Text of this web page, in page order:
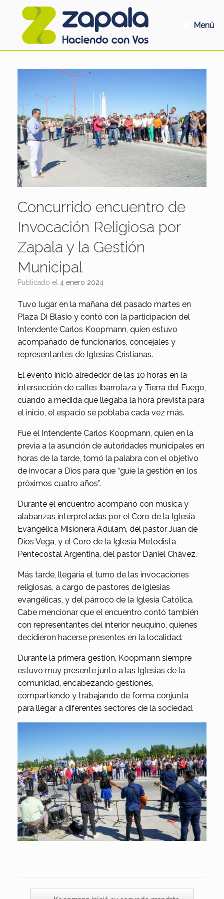
Menú
Concurrido encuentro de
Invocación Religiosa por
Zapala y la Gestión
Municipal
Publicado el 4 enero 2024
Tuvo lugar en la mañana del pasado martes en
Plaza Di Blasio y contó con la participación del
Intendente Carlos Koopmann, quien estuvo
acompañado de funcionarios, concejales y
representantes de Iglesias Cristianas.
El evento inició alrededor de las 10 horas en la
intersección de calles Ibarrolaza y Tierra del Fuego,
cuando a medida que llegaba la hora prevista para
el inicio, el espacio se poblaba cada vez más.
Fue el Intendente Carlos Koopmann, quien en la
previa a la asunción de autoridades municipales en
horas de la tarde, tomó la palabra con el objetivo
de invocar a Dios para que “guíe la gestión en los
próximos cuatro años”.
Durante el encuentro acompañó con música y
alabanzas interpretadas por el Coro de la Iglesia
Evangélica Misionera Adulam, del pastor Juan de
Dios Vega, y el Coro de la Iglesia Metodista
Pentecostal Argentina, del pastor Daniel Chávez.
Más tarde, llegaría el turno de las invocaciones
religiosas, a cargo de pastores de iglesias
evangélicas, y del párroco de la Iglesia Católica.
Cabe mencionar que el encuentro contó también
con representantes del interior neuquino, quienes
decidieron hacerse presentes en la localidad.
Durante la primera gestión, Koopmann siempre
estuvo muy presente junto a las Iglesias de la
comunidad, encabezando gestiones,
compartiendo y trabajando de forma conjunta
para llegar a diferentes sectores de la sociedad.